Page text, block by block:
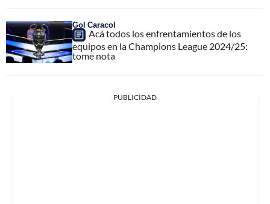
Gol Caracol
Acá todos los enfrentamientos de los
equipos en la Champions League 2024/25:
tome nota
PUBLICIDAD